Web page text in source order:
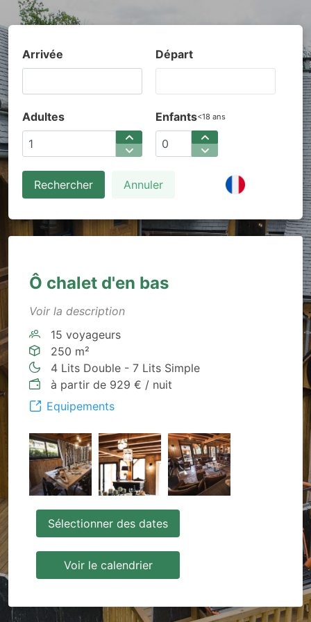
Arrivée Départ
Adultes Enfants<18 ans
Rechercher Annuler
Ô chalet d'en bas
Voir la description
15 voyageurs
250 m²
4 Lits Double - 7 Lits Simple
à partir de 929 € / nuit
Equipements
Sélectionner des dates
Voir le calendrier